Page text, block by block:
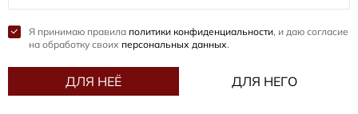
Я принимаю правила политики конфиденциальности, и даю согласие
на обработку своих персональных данных.
ДЛЯ НЕЁ ДЛЯ НЕГО